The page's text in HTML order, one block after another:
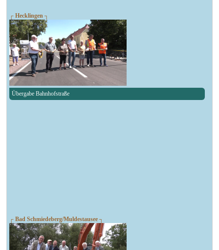
┌ Hecklingen ┐
Übergabe Bahnhofstraße
┌ Bad Schmiedeberg/Muldestausee ┐